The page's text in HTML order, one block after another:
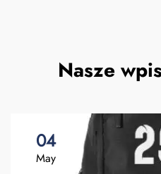
Nasze
04
May